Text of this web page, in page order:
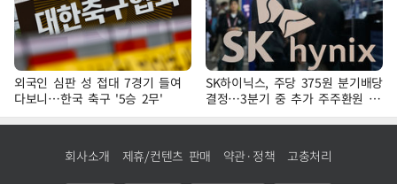
외국인 심판 성 접대 7경기 들여
다보니…한국 축구 '5승 2무'
SK하이닉스, 주당 375원 분기배당
결정…3분기 중 추가 주주환원 발
표
회사소개 제휴/컨텐츠 판매 약관·정책 고충처리